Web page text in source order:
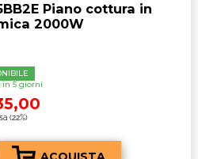
Piano cottura in
2000W
in 5 giorni
(22%)